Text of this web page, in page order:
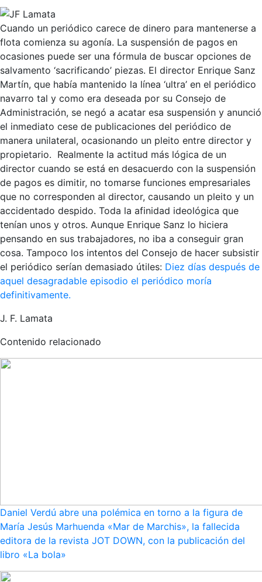
Cuando un periódico carece de dinero para mantenerse a
flota comienza su agonía. La suspensión de pagos en
ocasiones puede ser una fórmula de buscar opciones de
salvamento ‘sacrificando’ piezas. El director Enrique Sanz
Martín, que había mantenido la línea ‘ultra’ en el periódico
navarro tal y como era deseada por su Consejo de
Administración, se negó a acatar esa suspensión y anunció
el inmediato cese de publicaciones del periódico de
manera unilateral, ocasionando un pleito entre director y
propietario. Realmente la actitud más lógica de un
director cuando se está en desacuerdo con la suspensión
de pagos es dimitir, no tomarse funciones empresariales
que no corresponden al director, causando un pleito y un
accidentado despido. Toda la afinidad ideológica que
tenían unos y otros. Aunque Enrique Sanz lo hiciera
pensando en sus trabajadores, no iba a conseguir gran
cosa. Tampoco los intentos del Consejo de hacer subsistir
el periódico serían demasiado útiles: Diez días después de
aquel desagradable episodio el periódico moría
definitivamente.
J. F. Lamata
Contenido relacionado
Daniel Verdú abre una polémica en torno a la figura de
María Jesús Marhuenda «Mar de Marchis», la fallecida
editora de la revista JOT DOWN, con la publicación del
libro «La bola»